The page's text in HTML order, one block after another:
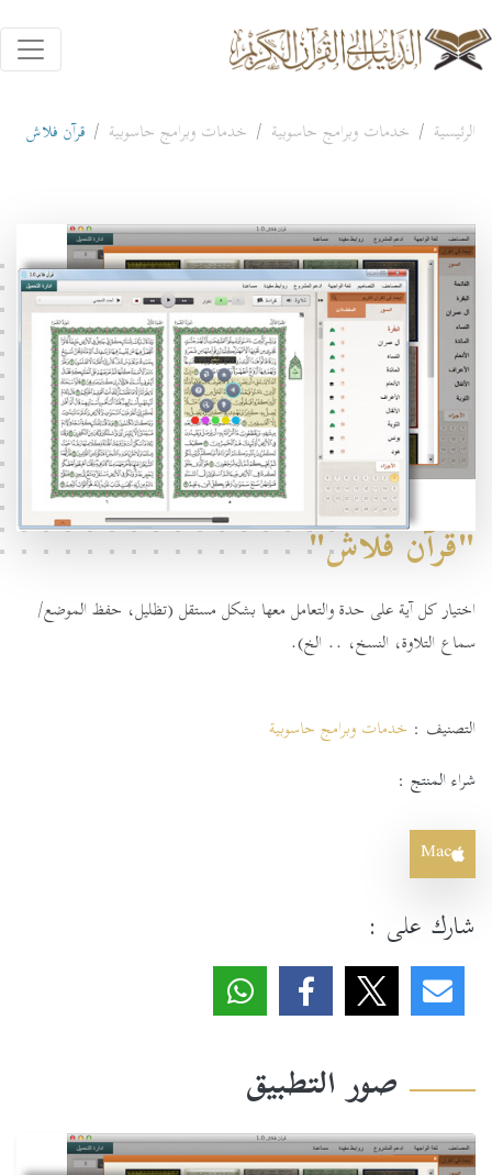
الرئيسية خدمات وبرامج حاسوبية خدمات وبرامج حاسوبية قرآن فلاش
"قرآن فلاش"
اختيار كل آية على حدة والتعامل معها بشكل مستقل (تظليل، حفظ الموضع/
سماع التلاوة، النسخ، .. الخ).
التصنيف : خدمات وبرامج حاسوبية
شراء المنتج :
Mac
شارك على :
صور التطبيق